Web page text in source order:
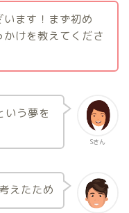
ます！まず初め
けを教えてくださ
Sさん
いう夢を
えたため